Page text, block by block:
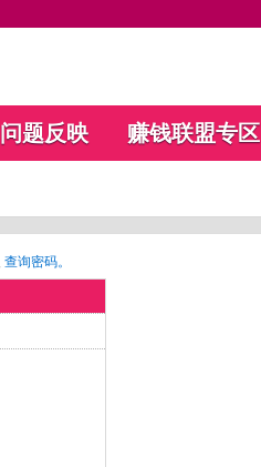
问题反映 赚钱联盟专区
查询密码。